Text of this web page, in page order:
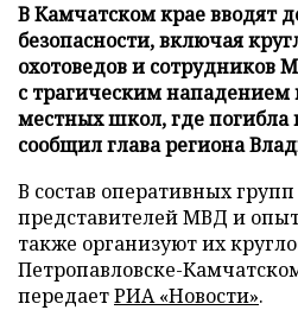
В Камчатском крае вводят
безопасности, включая
охотоведов и сотрудников
с трагическим нападением
местных школ, где
сообщил глава региона
В состав оперативных
представителей МВД и
также организуют их
Петропавловске-
передаетРИА «Новости».